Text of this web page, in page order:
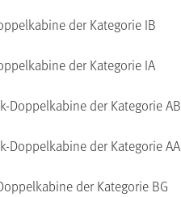
der Kategorie IB
der Kategorie IA
Doppelkabine der Kategorie AB
Doppelkabine der Kategorie AA
der Kategorie BG